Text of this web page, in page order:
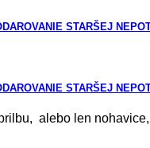
STARŠEJ
STARŠEJ
alebo len